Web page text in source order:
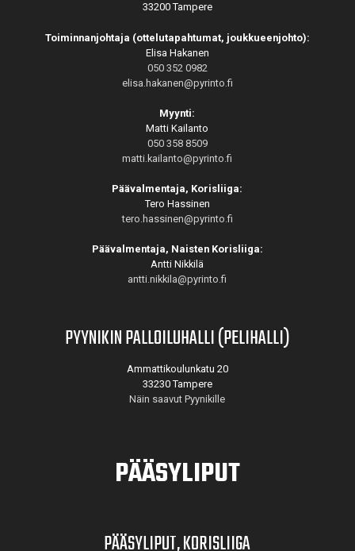
33200 Tampere
Toiminnanjohtaja (ottelutapahtumat, joukkueenjohto):
Elisa Hakanen
050 352 0982
elisa.hakanen@pyrinto.fi
Myynti:
Matti Kailanto
050 358 8509
matti.kailanto@pyrinto.fi
Päävalmentaja, Korisliiga:
Tero Hassinen
tero.hassinen@pyrinto.fi
Päävalmentaja, Naisten Korisliiga:
Antti Nikkilä
antti.nikkila@pyrinto.fi
PYYNIKIN PALLOILUHALLI (PELIHALLI)
Ammattikoulunkatu 20
33230 Tampere
Näin saavut Pyynikille
PÄÄSYLIPUT
PÄÄSYLIPUT, KORISLIIGA